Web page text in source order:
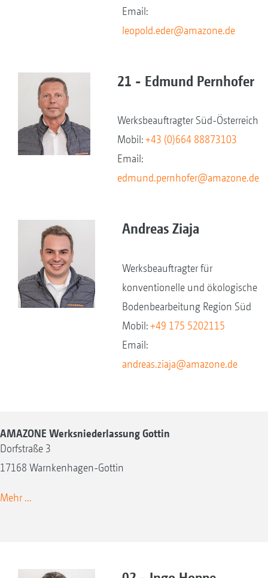
Email:
leopold.eder@amazone.de
21 - Edmund Pernhofer
Werksbeauftragter Süd-Österreich
Mobil:+43 (0)664 88873103
Email:
edmund.pernhofer@amazone.de
Andreas Ziaja
Werksbeauftragter für
konventionelle und ökologische
Bodenbearbeitung Region Süd
Mobil:+49 175 5202115
Email:
andreas.ziaja@amazone.de
AMAZONE Werksniederlassung Gottin
Dorfstraße 3
17168 Warnkenhagen-Gottin
Mehr ...